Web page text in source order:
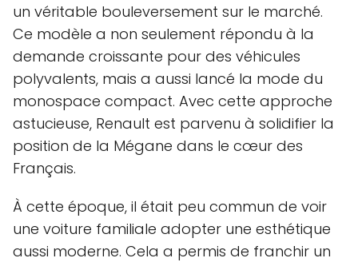
un véritable bouleversement sur le marché.
Ce modèle a non seulement répondu à la
demande croissante pour des véhicules
polyvalents, mais a aussi lancé la mode du
monospace compact. Avec cette approche
astucieuse, Renault est parvenu à solidifier la
position de la Mégane dans le cœur des
Français.
À cette époque, il était peu commun de voir
une voiture familiale adopter une esthétique
aussi moderne. Cela a permis de franchir un